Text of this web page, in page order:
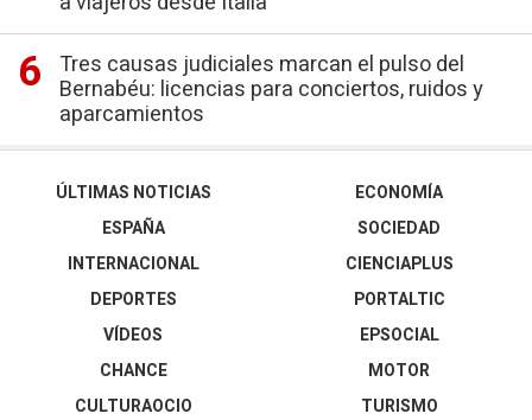
Tres causas judiciales marcan el pulso del
Bernabéu: licencias para conciertos, ruidos y
aparcamientos
ÚLTIMAS NOTICIAS
ESPAÑA
INTERNACIONAL
DEPORTES
VÍDEOS
ECONOMÍA
SOCIEDAD
CIENCIAPLUS
PORTALTIC
EPSOCIAL
CHANCE
CULTURAOCIO
MOTOR
TURISMO